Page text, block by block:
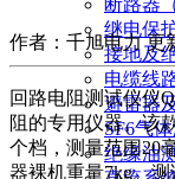
断路器
继电保
接地及
电缆线
避雷器
SF6气
绝缘油
作者：千旭电力 更
回路电阻测试仪仪
阻的专用仪器。该
个档，测量范围20
器裸机重量7kg。